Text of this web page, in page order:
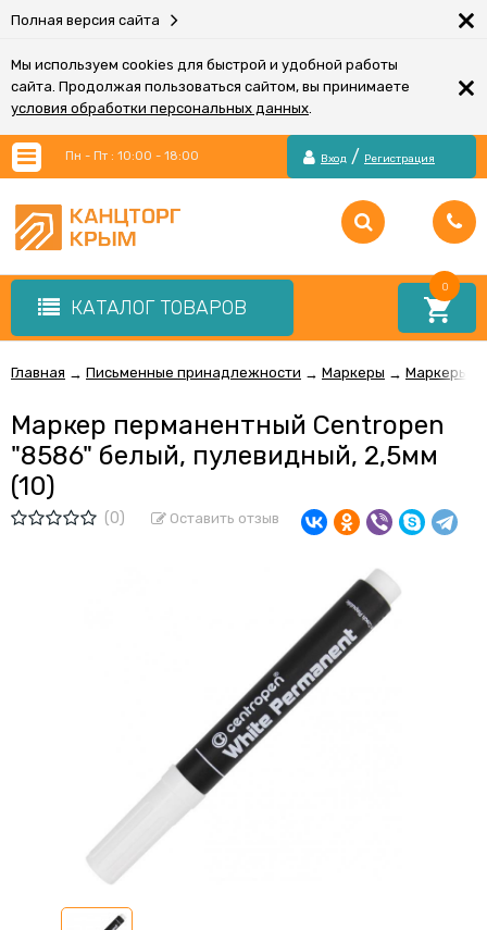
Полная версия сайта ×
Мы используем cookies для быстрой и удобной работы
сайта. Продолжая пользоваться сайтом, вы принимаете
условия обработки персональных данных.
×
Пн - Пт : 10:00 - 18:00 Вход / Регистрация
КАТАЛОГ ТОВАРОВ
0
Главная → Письменные принадлежности → Маркеры → Маркеры
Маркер перманентный Centropen
"8586" белый, пулевидный, 2,5мм
(10)
(0) Оставить отзыв